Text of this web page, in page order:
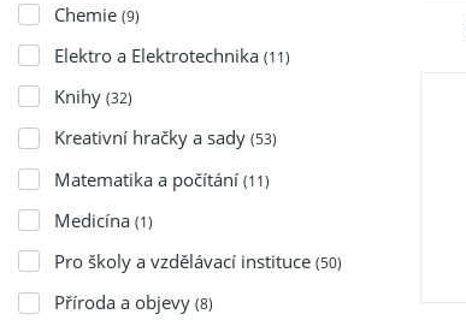
Chemie (9)
Elektro a Elektrotechnika (11)
Knihy (32)
Kreativní hračky a sady (53)
Matematika a počítání (11)
Medicína (1)
Pro školy a vzdělávací instituce (50)
Příroda a objevy (8)